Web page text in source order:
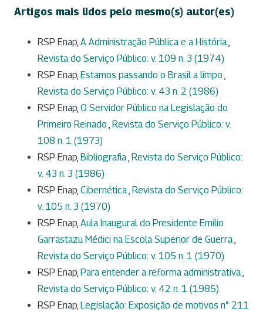
Artigos mais lidos pelo mesmo(s) autor(es)
RSP Enap, A Administração Pública e a História
Revista do Serviço Público: v. 109 n. 3 (1974)
RSP Enap, Estamos passando o Brasil a limpo
Revista do Serviço Público: v. 43 n. 2 (1986)
RSP Enap, O Servidor Público na Legislação do
Primeiro Reinado Revista do Serviço Público: v.
108 n. 1 (1973)
RSP Enap, Bibliografia Revista do Serviço Público:
v. 43 n. 3 (1986)
RSP Enap, Cibernética Revista do Serviço Público:
v. 105 n. 3 (1970)
RSP Enap, Aula Inaugural do Presidente Emílio
Garrastazu Médici na Escola Superior de Guerra
Revista do Serviço Público: v. 105 n. 1 (1970)
RSP Enap, Para entender a reforma administrativa
Revista do Serviço Público: v. 42 n. 1 (1985)
RSP Enap, Legislação: Exposição de motivos n° 211